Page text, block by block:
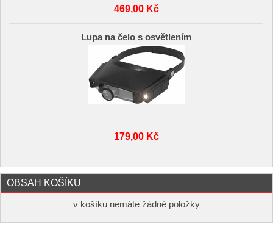
469,00 Kč
Lupa na čelo s osvětlením
179,00 Kč
OBSAH KOŠÍKU
v košíku nemáte žádné položky